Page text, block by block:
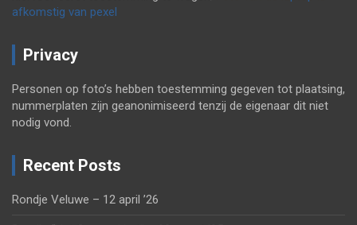
afkomstig van pexel
Privacy
Personen op foto’s hebben toestemming gegeven tot plaatsing,
nummerplaten zijn geanonimiseerd tenzij de eigenaar dit niet
nodig vond.
Recent Posts
Rondje Veluwe – 12 april ’26